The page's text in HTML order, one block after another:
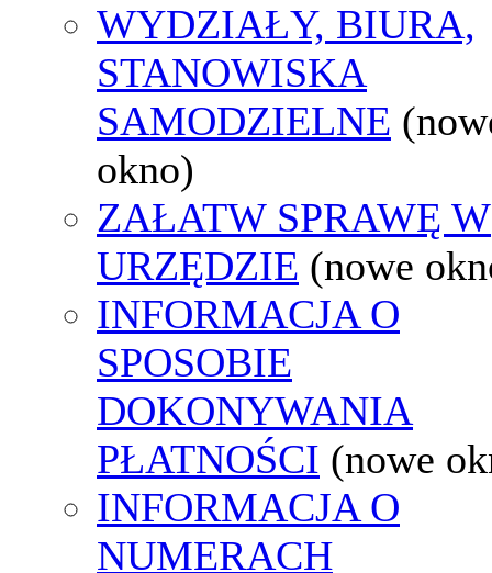
WYDZIAŁY, BIURA,
STANOWISKA
SAMODZIELNE
okno)
ZAŁATW SPRAWĘ W
URZĘDZIE (nowe
INFORMACJA O
SPOSOBIE
DOKONYWANIA
PŁATNOŚCI (nowe
INFORMACJA O
NUMERACH